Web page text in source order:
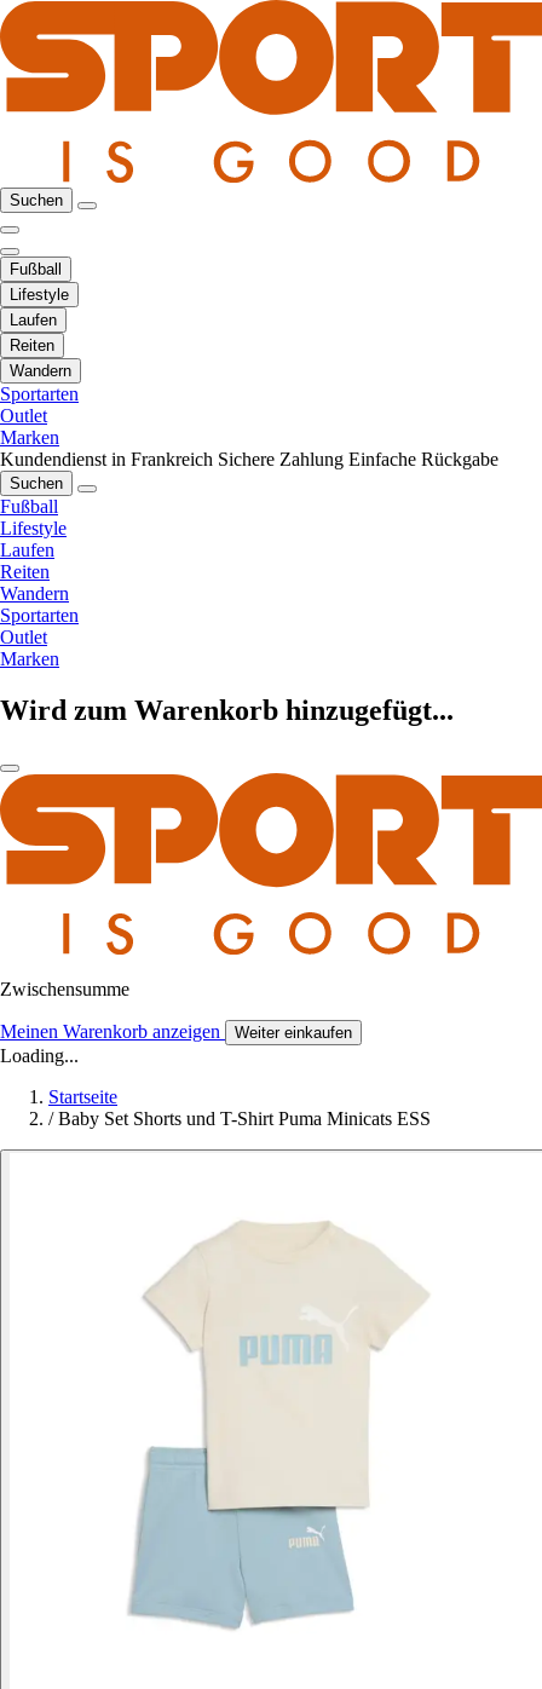
Suchen
Fußball
Lifestyle
Laufen
Reiten
Wandern
Sportarten
Outlet
Marken
Kundendienst in Frankreich Sichere Zahlung Einfache Rückgabe
Suchen
Fußball
Lifestyle
Laufen
Reiten
Wandern
Sportarten
Outlet
Marken
Wird zum Warenkorb hinzugefügt...
Zwischensumme
Meinen Warenkorb anzeigen Weiter einkaufen
Loading...
Startseite
/ Baby Set Shorts und T-Shirt Puma Minicats ESS